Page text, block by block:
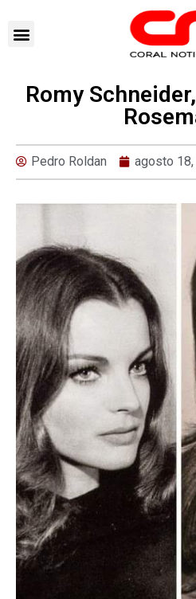
Romy
Pedro Roldan agosto